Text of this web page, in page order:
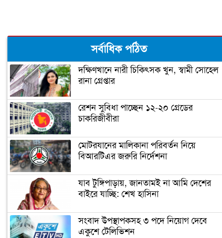
ঠোঁটের কোণে জ্বরঠোসা, কারণ ও প্রতিকার
সর্বাধিক পঠিত
দক্ষিণখানে নারী চিকিৎসক খুন, স্বামী সোহেল
রানা গ্রেপ্তার
রেশন সুবিধা পাচ্ছেন ১২-২০ গ্রেডের
চাকরিজীবীরা
মোটরযানের মালিকানা পরিবর্তন নিয়ে
বিআরটিএর জরুরি নির্দেশনা
যাব টুঙ্গিপাড়ায়, জানতামই না আমি দেশের
বাইরে যাচ্ছি: শেখ হাসিনা
সংবাদ উপস্থাপকসহ ৩ পদে নিয়োগ দেবে
একুশে টেলিভিশন